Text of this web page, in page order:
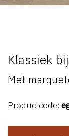
Klassiek
Met
Productcode: